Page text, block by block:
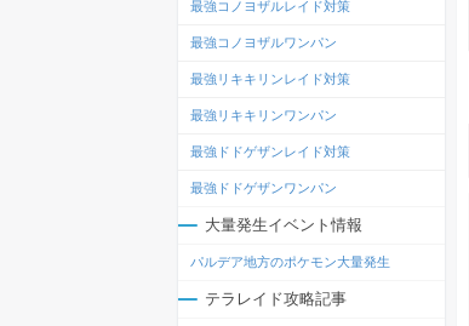
最強コノヨザルレイド対策
最強コノヨザルワンパン
最強リキキリンレイド対策
最強リキキリンワンパン
最強ドドゲザンレイド対策
最強ドドゲザンワンパン
大量発生イベント情報
パルデア地方のポケモン大量発生
テラレイド攻略記事